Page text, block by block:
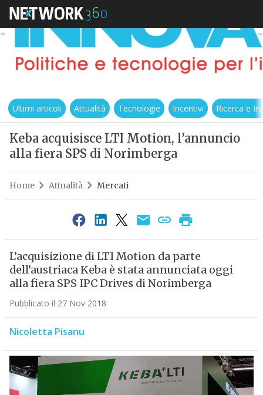
Ultimi articoli Attualità Tecnologie Incentivi Ricerca e
Keba acquisisce LTI Motion, l’annuncio
alla fiera SPS di Norimberga
Home Attualità Mercati
L’acquisizione di LTI Motion da parte
dell’austriaca Keba è stata annunciata oggi
alla fiera SPS IPC Drives di Norimberga
Pubblicato il 27 Nov 2018
Nicoletta Pisanu